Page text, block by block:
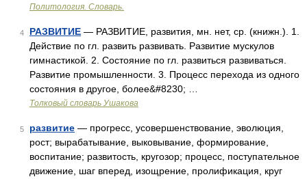
Политология. Словарь.
4 РАЗВИТИЕ — РАЗВИТИЕ, развития, мн. нет, ср. (книжн.). 1.
Действие по гл. развить развивать. Развитие мускулов
гимнастикой. 2. Состояние по гл. развиться развиваться.
Развитие промышленности. 3. Процесс перехода из одного
состояния в другое, более&#8230; …
Толковый словарь Ушакова
5 развитие — прогресс, усовершенствование, эволюция,
рост; вырабатывание, выковывание, формирование,
воспитание; развитость, кругозор; процесс, поступательное
движение, шаг вперед, изощрение, пролификация, круг